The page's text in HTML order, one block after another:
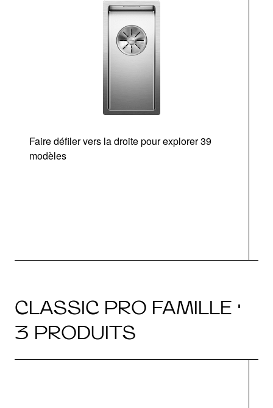
Faire défiler vers la droite pour explorer 39
modèles
CLASSIC PRO FAMILLE ·
3 PRODUITS